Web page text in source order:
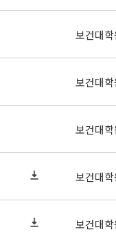
보건대학
보건대학
보건대학
보건대학
보건대학